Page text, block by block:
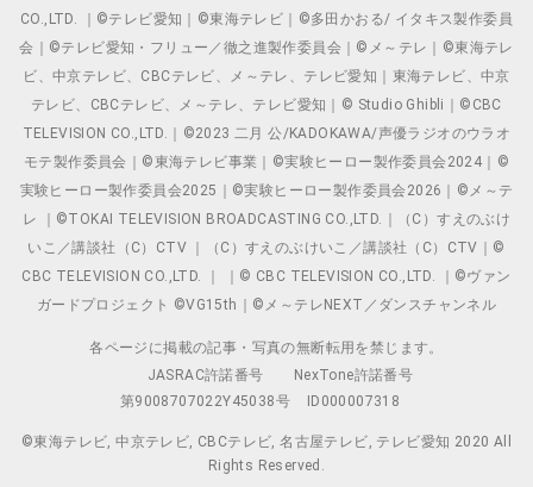
CO.,LTD. ｜©テレビ愛知｜©東海テレビ｜©多田かおる/ イタキス製作委員
会｜©テレビ愛知・フリュー／徹之進製作委員会｜©メ～テレ｜©東海テレ
ビ、中京テレビ、CBCテレビ、メ～テレ、テレビ愛知｜東海テレビ、中京
テレビ、CBCテレビ、メ～テレ、テレビ愛知｜© Studio Ghibli｜©CBC
TELEVISION CO.,LTD.｜©2023 二月 公/KADOKAWA/声優ラジオのウラオ
モテ製作委員会｜©東海テレビ事業｜©実験ヒーロー製作委員会2024｜©
実験ヒーロー製作委員会2025｜©実験ヒーロー製作委員会2026｜©メ～テ
レ ｜©TOKAI TELEVISION BROADCASTING CO.,LTD.｜（C）すえのぶけ
いこ／講談社（C）CTV ｜（C）すえのぶけいこ／講談社（C）CTV｜©
CBC TELEVISION CO.,LTD. ｜ ｜© CBC TELEVISION CO.,LTD. ｜©ヴァン
ガードプロジェクト ©VG15th｜©メ～テレNEXT／ダンスチャンネル
各ページに掲載の記事・写真の無断転用を禁じます。
JASRAC許諾番号
NexTone許諾番号
第9008707022Y45038号
ID000007318
©東海テレビ, 中京テレビ, CBCテレビ, 名古屋テレビ, テレビ愛知 2020 All
Rights Reserved.